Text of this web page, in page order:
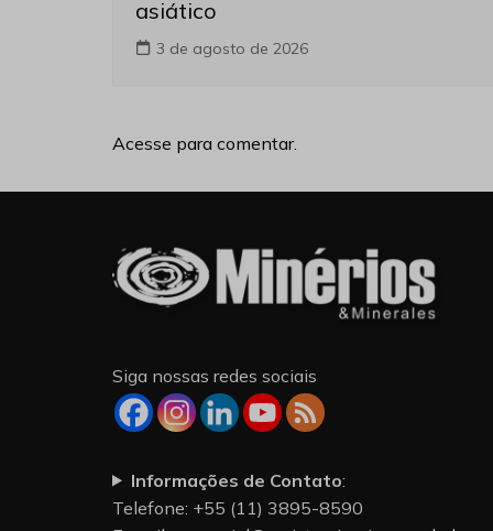
asiático
3 de agosto de 2026
Acesse para comentar.
Siga nossas redes sociais
Informações de Contato:
Telefone: +55 (11) 3895-8590